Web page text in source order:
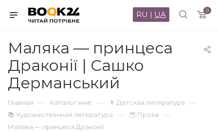
0
RU | UA
Маляка — принцеса
Драконії | Сашко
Дерманський
Главная — Каталог книг — 👨 Детская литература —
📚 Художественная литература — 🦉 Проза —
Маляка — принцеса Драконії